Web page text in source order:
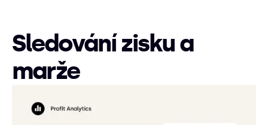
Sledování zisku a
marže